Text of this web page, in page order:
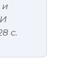
и
с.